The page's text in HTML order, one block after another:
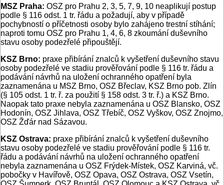
MSZ Praha: OSZ pro Prahu 2, 3, 5, 7, 9, 10 neaplikují postup
podle § 116 odst. 1 tr. řádu a požadují, aby v případě
pochybností o příčetnosti osoby bylo zahájeno trestní stíhání;
naproti tomu OSZ pro Prahu 1, 4, 6, 8 zkoumání duševního
stavu osoby podezřelé připouštějí.
KSZ Brno: praxe přibírání znalců k vyšetření duševního stavu
osoby podezřelé ve stadiu prověřování podle § 116 tr. řádu a
podávání návrhů na uložení ochranného opatření byla
zaznamenána u MSZ Brno, OSZ Břeclav, KSZ Brno pob. Zlín
(§ 105 odst. 1 tr. ř. za použití § 158 odst. 3 tr. ř.) a KSZ Brno.
Naopak tato praxe nebyla zaznamenána u OSZ Blansko, OSZ
Hodonín, OSZ Jihlava, OSZ Třebíč, OSZ Vyškov, OSZ Znojmo,
OSZ Žďár nad Sázavou.
KSZ Ostrava: praxe přibírání znalců k vyšetření duševního
stavu osoby podezřelé ve stadiu prověřování podle § 116 tr.
řádu a podávání návrhů na uložení ochranného opatření
nebyla zaznamenána u OSZ Frýdek-Místek, OSZ Karviná, vč.
pobočky v Havířově, OSZ Opava, OSZ Ostrava, OSZ Vsetín,